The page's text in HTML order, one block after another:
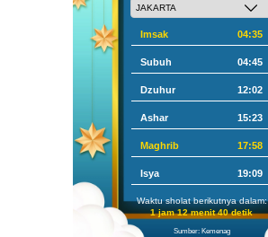
Imsak 04:35
Subuh 04:45
Dzuhur 12:02
Ashar 15:23
Maghrib 17:58
Isya 19:09
Waktu sholat berikutnya dalam:
1 jam 12 menit 39 detik
Sumber: Kemenag